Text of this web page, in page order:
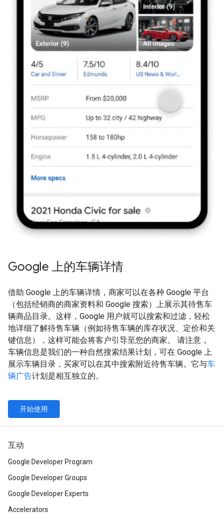
Google 上的车辆详情
借助 Google 上的车辆详情，商家可以在各种 Google 平台
（包括经销商的商家资料和 Google 搜索）上展示其待售车
辆商品目录。这样，Google 用户就可以搜索和过滤，轻松
地详细了解待售车辆（例如待售车辆的库存状况、定价和关
键信息），这样可能会将客户引导至您的商家。 请注意，
车辆信息是我们的一种自然搜索结果计划，可在 Google 上
展示车辆目录，买家可以在其中搜索附近待售车辆。它与车
辆广告计划是相互独立的。
开始使用
互动
Google Developer Program
Google Developer Groups
Google Developer Experts
Accelerators